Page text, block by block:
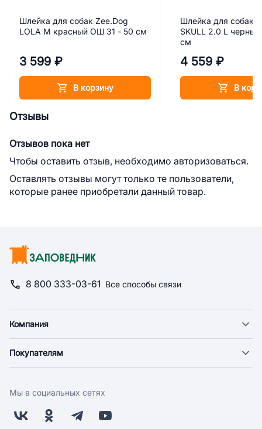
Шлейка для собак Zee.Dog
LOLA М красный ОШ 31 - 50 см
3 599 ₽
В корзину
Шлейка для собак
SKULL 2.0 L
см
4 559 ₽
В
Отзывы
Отзывов пока нет
Чтобы оставить отзыв, необходимо авторизоваться.
Оставлять отзывы могут только те пользователи,
которые ранее приобретали данный товар.
8 800 333-03-61 Все способы связи
Компания
Новости
Поставщикам
Заводчикам
Покупателям
Оплата
Бонусная программа
Мы в социальных сетях